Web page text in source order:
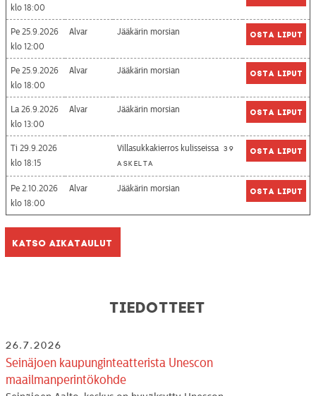
18:00
Pe 25.9.2026
12:00
Alvar Jääkärin morsian Osta liput
Pe 25.9.2026
18:00
Alvar Jääkärin morsian Osta liput
La 26.9.2026
13:00
Alvar Jääkärin morsian Osta liput
Ti 29.9.2026
18:15
Villasukkakierros kulisseissa 39
askelta
Osta liput
Pe 2.10.2026
18:00
Alvar Jääkärin morsian Osta liput
Katso aikataulut
Tiedotteet
26.7.2026
Seinäjoen kaupunginteatterista Unescon
maailmanperintökohde